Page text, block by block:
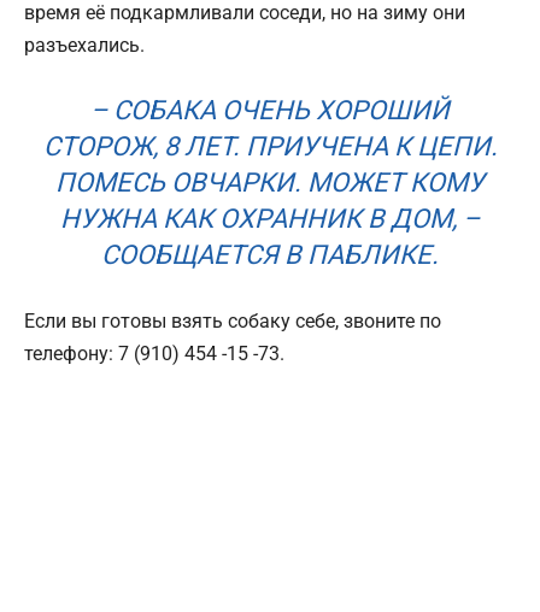
время её подкармливали соседи, но на зиму они
разъехались.
– СОБАКА ОЧЕНЬ ХОРОШИЙ
СТОРОЖ, 8 ЛЕТ. ПРИУЧЕНА К ЦЕПИ.
ПОМЕСЬ ОВЧАРКИ. МОЖЕТ КОМУ
НУЖНА КАК ОХРАННИК В ДОМ, –
СООБЩАЕТСЯ В ПАБЛИКЕ.
Если вы готовы взять собаку себе, звоните по
телефону: 7 (910) 454 -15 -73.